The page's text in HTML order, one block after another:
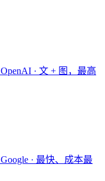
OpenAI · 文 + 图，最高
Google · 最快、成本最